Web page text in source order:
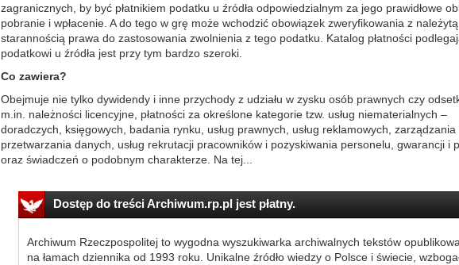
zagranicznych, by być płatnikiem podatku u źródła odpowiedzialnym za jego prawidłowe
pobranie i wpłacenie. A do tego w grę może wchodzić obowiązek zweryfikowania z należytą
starannością prawa do zastosowania zwolnienia z tego podatku. Katalog płatności
podatkowi u źródła jest przy tym bardzo szeroki.
Co zawiera?
Obejmuje nie tylko dywidendy i inne przychody z udziału w zysku osób prawnych czy
m.in. należności licencyjne, płatności za określone kategorie tzw. usług niematerialnych –
doradczych, księgowych, badania rynku, usług prawnych, usług reklamowych, zarządzania
przetwarzania danych, usług rekrutacji pracowników i pozyskiwania personelu, gwarancji i
oraz świadczeń o podobnym charakterze. Na tej...
Dostęp do treści Archiwum.rp.pl jest płatny.
Archiwum Rzeczpospolitej to wygodna wyszukiwarka archiwalnych tekstów
na łamach dziennika od 1993 roku. Unikalne źródło wiedzy o Polsce i świecie,